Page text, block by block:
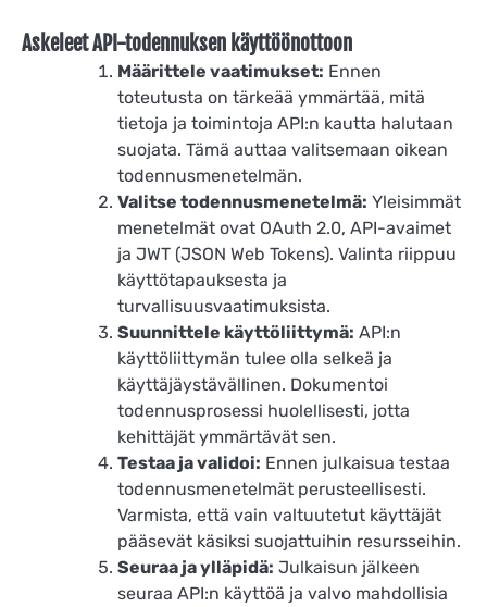
Askeleet API-todennuksen käyttöönottoon
Määrittele vaatimukset: Ennen
toteutusta on tärkeää ymmärtää, mitä
tietoja ja toimintoja API:n kautta halutaan
suojata. Tämä auttaa valitsemaan oikean
todennusmenetelmän.
Valitse todennusmenetelmä: Yleisimmät
menetelmät ovat OAuth 2.0, API-avaimet
ja JWT (JSON Web Tokens). Valinta riippuu
käyttötapauksesta ja
turvallisuusvaatimuksista.
Suunnittele käyttöliittymä: API:n
käyttöliittymän tulee olla selkeä ja
käyttäjäystävällinen. Dokumentoi
todennusprosessi huolellisesti, jotta
kehittäjät ymmärtävät sen.
Testaa ja validoi: Ennen julkaisua testaa
todennusmenetelmät perusteellisesti.
Varmista, että vain valtuutetut käyttäjät
pääsevät käsiksi suojattuihin resursseihin.
Seuraa ja ylläpidä: Julkaisun jälkeen
seuraa API:n käyttöä ja valvo mahdollisia